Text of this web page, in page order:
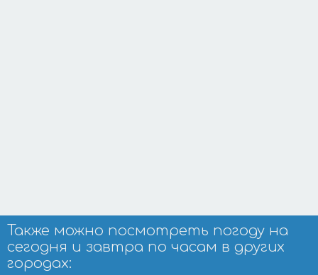
Также можно посмотреть погоду на
сегодня и завтра по часам в других
городах: